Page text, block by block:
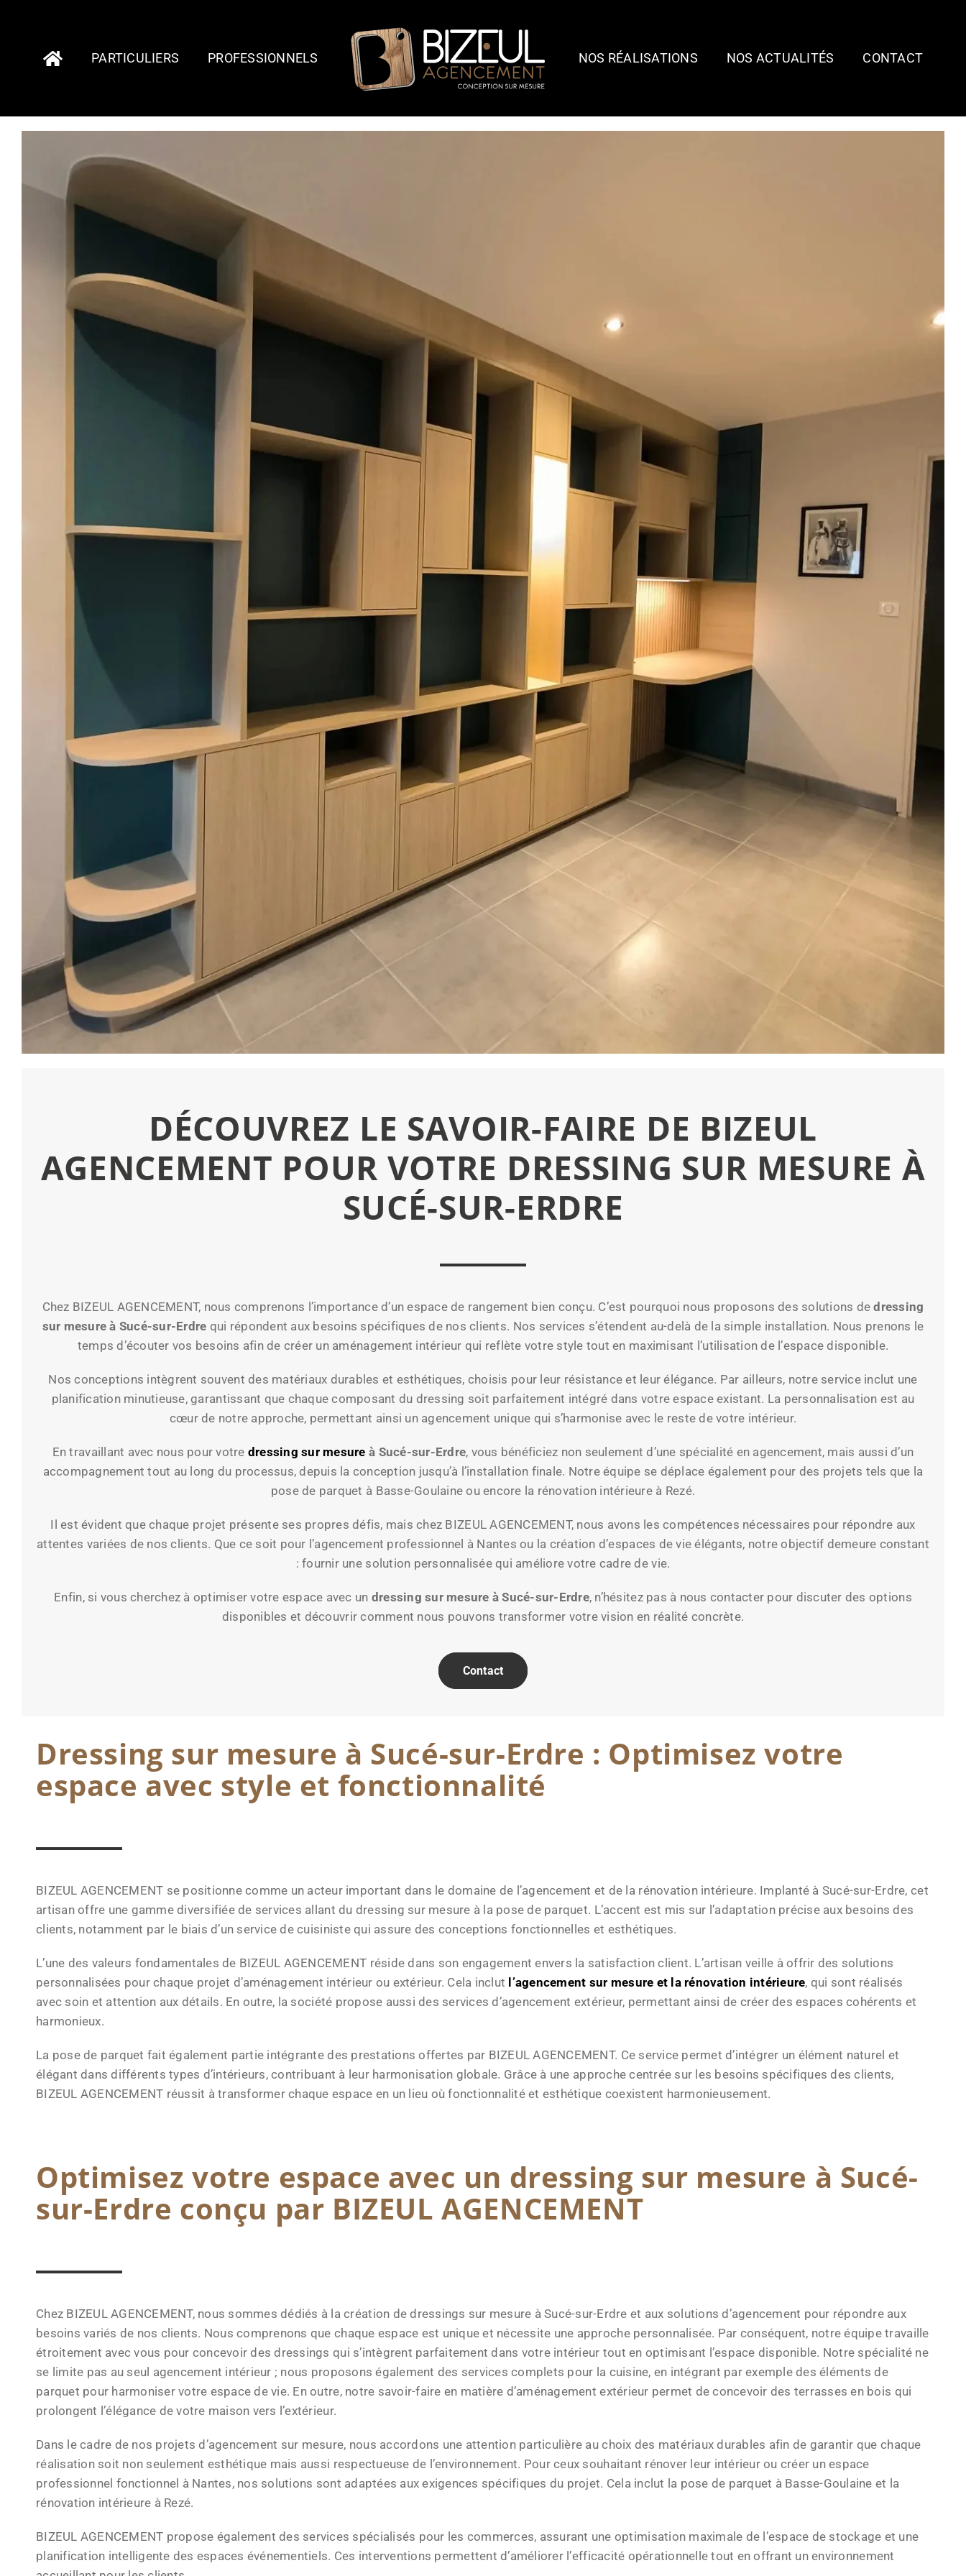
PARTICULIERS PROFESSIONNELS NOS RÉALISATIONS NOS ACTUALITÉS CONTACT
DÉCOUVREZ LE SAVOIR-FAIRE DE BIZEUL
AGENCEMENT POUR VOTRE DRESSING SUR MESURE À
SUCÉ-SUR-ERDRE
Chez BIZEUL AGENCEMENT, nous comprenons l’importance d’un espace de rangement bien conçu. C’est pourquoi nous proposons des solutions dedressing
sur mesure à Sucé-sur-Erdre qui répondent aux besoins spécifiques de nos clients. Nos services s’étendent au-delà de la simple installation. Nous prenons le
temps d’écouter vos besoins afin de créer un aménagement intérieur qui reflète votre style tout en maximisant l’utilisation de l’espace disponible.
Nos conceptions intègrent souvent des matériaux durables et esthétiques, choisis pour leur résistance et leur élégance. Par ailleurs, notre service inclut une
planification minutieuse, garantissant que chaque composant du dressing soit parfaitement intégré dans votre espace existant. La personnalisation est au
cœur de notre approche, permettant ainsi un agencement unique qui s’harmonise avec le reste de votre intérieur.
En travaillant avec nous pour votre dressing sur mesure à Sucé-sur-Erdre, vous bénéficiez non seulement d’une spécialité en agencement, mais aussi d’un
accompagnement tout au long du processus, depuis la conception jusqu’à l’installation finale. Notre équipe se déplace également pour des projets tels que la
pose de parquet à Basse-Goulaine ou encore la rénovation intérieure à Rezé.
Il est évident que chaque projet présente ses propres défis, mais chez BIZEUL AGENCEMENT, nous avons les compétences nécessaires pour répondre aux
attentes variées de nos clients. Que ce soit pour l’agencement professionnel à Nantes ou la création d’espaces de vie élégants, notre objectif demeure constant
: fournir une solution personnalisée qui améliore votre cadre de vie.
Enfin, si vous cherchez à optimiser votre espace avec un dressing sur mesure à Sucé-sur-Erdre, n’hésitez pas à nous contacter pour discuter des options
disponibles et découvrir comment nous pouvons transformer votre vision en réalité concrète.
Contact
Dressing sur mesure à Sucé-sur-Erdre : Optimisez votre
espace avec style et fonctionnalité
BIZEUL AGENCEMENT se positionne comme un acteur important dans le domaine de l’agencement et de la rénovation intérieure. Implanté à Sucé-sur-Erdre, cet
artisan offre une gamme diversifiée de services allant du dressing sur mesure à la pose de parquet. L’accent est mis sur l’adaptation précise aux besoins des
clients, notamment par le biais d’un service de cuisiniste qui assure des conceptions fonctionnelles et esthétiques.
L’une des valeurs fondamentales de BIZEUL AGENCEMENT réside dans son engagement envers la satisfaction client. L’artisan veille à offrir des solutions
personnalisées pour chaque projet d’aménagement intérieur ou extérieur. Cela inclut l’agencement sur mesure et la rénovation intérieure, qui sont réalisés
avec soin et attention aux détails. En outre, la société propose aussi des services d’agencement extérieur, permettant ainsi de créer des espaces cohérents et
harmonieux.
La pose de parquet fait également partie intégrante des prestations offertes par BIZEUL AGENCEMENT. Ce service permet d’intégrer un élément naturel et
élégant dans différents types d’intérieurs, contribuant à leur harmonisation globale. Grâce à une approche centrée sur les besoins spécifiques des clients,
BIZEUL AGENCEMENT réussit à transformer chaque espace en un lieu où fonctionnalité et esthétique coexistent harmonieusement.
Optimisez votre espace avec un dressing sur mesure à Sucé-
sur-Erdre conçu par BIZEUL AGENCEMENT
Chez BIZEUL AGENCEMENT, nous sommes dédiés à la création de dressings sur mesure à Sucé-sur-Erdre et aux solutions d’agencement pour répondre aux
besoins variés de nos clients. Nous comprenons que chaque espace est unique et nécessite une approche personnalisée. Par conséquent, notre équipe travaille
étroitement avec vous pour concevoir des dressings qui s’intègrent parfaitement dans votre intérieur tout en optimisant l’espace disponible. Notre spécialité ne
se limite pas au seul agencement intérieur ; nous proposons également des services complets pour la cuisine, en intégrant par exemple des éléments de
parquet pour harmoniser votre espace de vie. En outre, notre savoir-faire en matière d’aménagement extérieur permet de concevoir des terrasses en bois qui
prolongent l’élégance de votre maison vers l’extérieur.
Dans le cadre de nos projets d’agencement sur mesure, nous accordons une attention particulière au choix des matériaux durables afin de garantir que chaque
réalisation soit non seulement esthétique mais aussi respectueuse de l’environnement. Pour ceux souhaitant rénover leur intérieur ou créer un espace
professionnel fonctionnel à Nantes, nos solutions sont adaptées aux exigences spécifiques du projet. Cela inclut la pose de parquet à Basse-Goulaine et la
rénovation intérieure à Rezé.
BIZEUL AGENCEMENT propose également des services spécialisés pour les commerces, assurant une optimisation maximale de l’espace de stockage et une
planification intelligente des espaces événementiels. Ces interventions permettent d’améliorer l’efficacité opérationnelle tout en offrant un environnement